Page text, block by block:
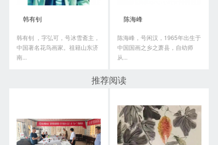
韩有钊
韩有钊 ，字弘可，号冰雪斋主，
中国著名花鸟画家。祖籍山东济
南...
陈海峰
陈海峰，号闲汉，1965年出生于
中国国画之乡之萧县，自幼师
从...
推荐阅读